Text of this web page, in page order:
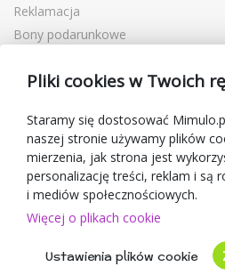
Reklamacja
Bony podarunkowe
Blog
O sprzedawcy
Mimulo.pl
Regulamin sklepu
Ochrona danych osobowych GDPR
Kontakty
Oceny klientów
Pliki cookies w Twoich
Staramy się dostosować
naszej stronie używamy plików
mierzenia, jak strona jest
personalizację treści, reklam i są
i mediów społecznościowych.
Więcej o plikach cookie
Ustawienia plików cookie